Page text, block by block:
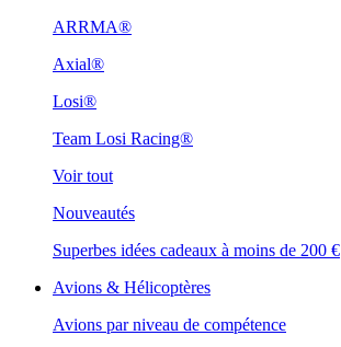
ARRMA®
Axial®
Losi®
Team Losi Racing®
Voir tout
Nouveautés
Superbes idées cadeaux à moins de 200 €
Avions & Hélicoptères
Avions par niveau de compétence